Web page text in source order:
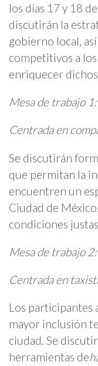
los días 17 y 18
discutirán la
gobierno local,
competitivos a
enriquecer
Mesa de trabajo
Centrada en
Se discutirán
que permitan la
encuentren un
Ciudad de
condiciones
Mesa de trabajo
Centrada en
Los participantes
mayor inclusión
ciudad. Se
herramientas de